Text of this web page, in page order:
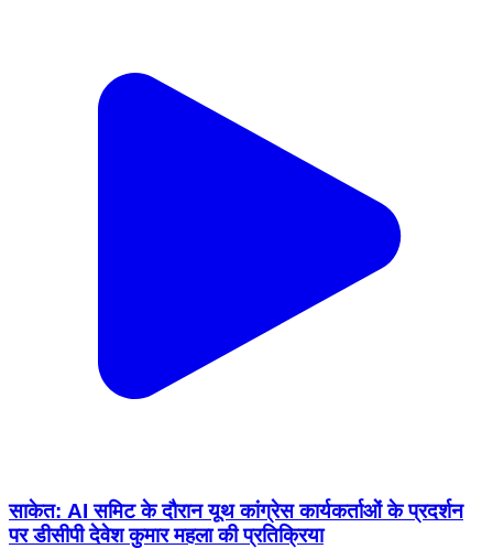
साकेत: AI समिट के दौरान यूथ कांग्रेस कार्यकर्ताओं के प्रदर्शन
पर डीसीपी देवेश कुमार महला की प्रतिक्रिया